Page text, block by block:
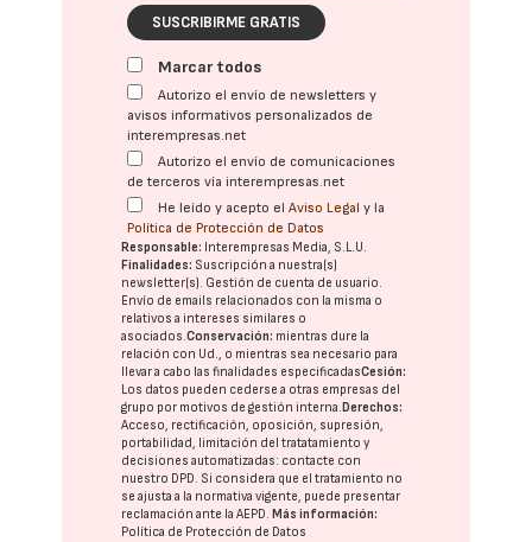
SUSCRIBIRME GRATIS
Marcar todos
Autorizo el envío de newsletters y
avisos informativos personalizados de
interempresas.net
Autorizo el envío de comunicaciones
de terceros vía interempresas.net
He leído y acepto elAviso Legal y la
Política de Protección de Datos
Responsable: Interempresas Media, S.L.U.
Finalidades: Suscripción a nuestra(s)
newsletter(s). Gestión de cuenta de usuario.
Envío de emails relacionados con la misma o
relativos a intereses similares o
asociados.Conservación: mientras dure la
relación con Ud., o mientras sea necesario para
llevar a cabo las finalidades especificadasCesión:
Los datos pueden cederse a otras empresas del
grupo por motivos de gestión interna. Derechos:
Acceso, rectificación, oposición, supresión,
portabilidad, limitación del tratatamiento y
decisiones automatizadas: contacte con
nuestro DPD. Si considera que el tratamiento no
se ajusta a la normativa vigente, puede presentar
reclamación ante laAEPD. Más información:
Política de Protección de Datos